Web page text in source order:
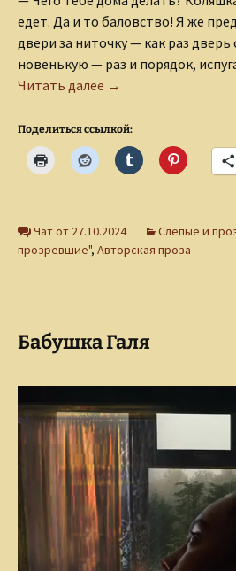
едет. Да и то баловство! Я же
двери за ниточку — как раз дверь
новенькую — раз и порядок,
Читать далее Прозревший
→
Поделиться ссылкой:
Чат от 27.10.2024 Слепые и
прозревшие", Авторская проза
Бабушка Галя